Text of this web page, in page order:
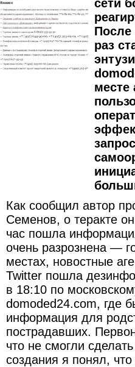
сети
раз
месте
Как сообщил автор
Семенов, о теракте
час пошла
очень разрознена —
местах, новостные
Twitter пошла
в 18:10 по
domoded24.com, где
информация для
пострадавших.
что не смогли
создания я понял,